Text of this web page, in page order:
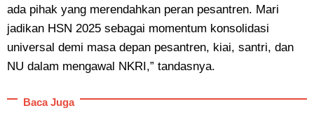
ada pihak yang merendahkan peran pesantren. Mari
jadikan HSN 2025 sebagai momentum konsolidasi
universal demi masa depan pesantren, kiai, santri, dan
NU dalam mengawal NKRI,” tandasnya.
Baca Juga